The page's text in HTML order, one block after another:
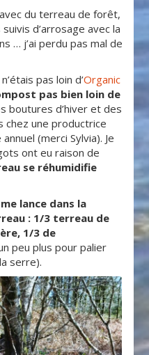
du terreau de forêt,
d’arrosage avec la
… j’ai perdu pas mal de
pas loin d’Organic
pas bien loin de
boutures d’hiver et des
chez une productrice
(merci Sylvia). Je
ont eu raison de
se réhumidifie
lance dans la
: 1/3 terreau de
1/3 de
peu plus pour palier
serre).